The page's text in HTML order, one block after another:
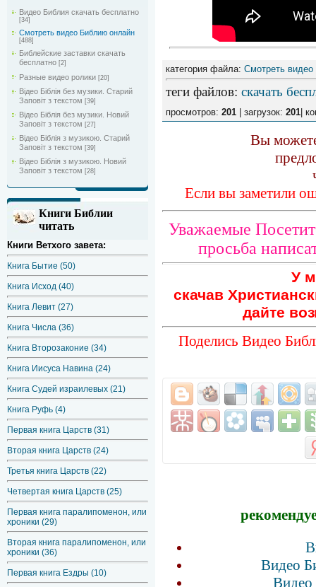
Видео Библия скачать бесплатно
[34]
Смотреть видео Библию онлайн
[488]
Библейские заставки скачать
бесплатно [2]
Разные видео ролики [20]
Відео Біблія без музики. Старий
Заповіт з текстом [39]
Відео Біблія без музики. Новий
Заповіт з текстом [27]
Відео Біблія з музикою. Старий
Заповіт з текстом [39]
Відео Біблія з музикою. Новий
Заповіт з текстом [28]
Книги Библии
читать
Книги Ветхого завета:
Книга Бытие (50)
Книга Исход (40)
Книга Левит (27)
Книга Числа (36)
Книга Второзаконие (34)
Книга Иисуса Навина (24)
Книга Судей израилевых (21)
Книга Руфь (4)
Первая книга Царств (31)
Вторая книга Царств (24)
Третья книга Царств (22)
Четвертая книга Царств (25)
Первая книга паралипоменон, или
хроники (29)
Вторая книга паралипоменон, или
хроники (36)
Первая книга Ездры (10)
категория файла: Смотреть
теги файлов: скачать
просмотров: 201 | загрузок: 201 |
Вы
Если вы заметили
Уважаемые
просьба
У
скачав
дайте
Поделись Видео
Видео
Видео